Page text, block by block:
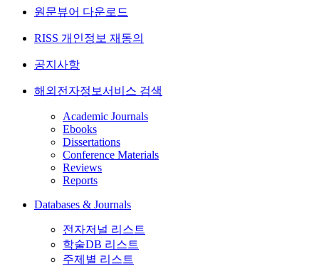
원문뷰어 다운로드
RISS 개인정보 재동의
공지사항
해외전자정보서비스 검색
Academic Journals
Ebooks
Dissertations
Conference Materials
Reviews
Reports
Databases & Journals
전자저널 리스트
학술DB 리스트
주제별 리스트